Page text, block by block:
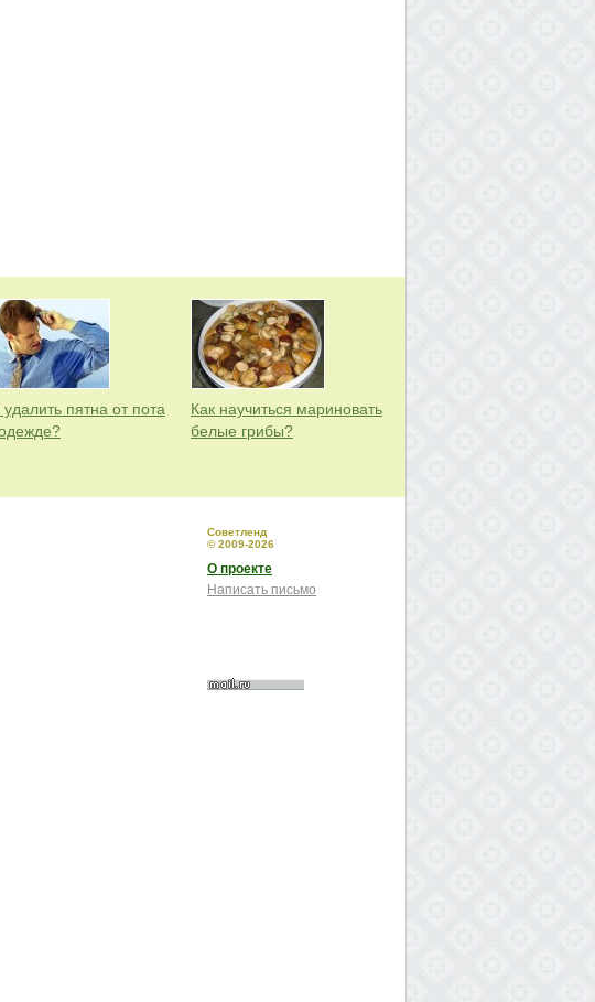
удалить пятна от пота
Как научиться мариновать
белые грибы?
Советленд
© 2009-2026
О проекте
Написать письмо